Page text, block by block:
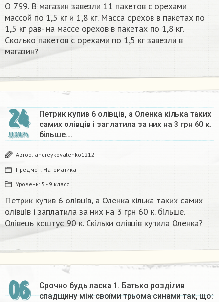
О 799. В магазин завезли 11 пакетов с орехами
массой по 1,5 кг и 1,8 кг. Масса орехов в пакетах по
1,5 кг рав- на массе орехов в пакетах по 1,8 кг.
Сколько пакетов с орехами по 1,5 кг завезли в
магазин?​
24
ДЕКАБРЬ
Петрик купив 6 олiвцiв, а Оленка кілька таких
самих олівців і заплатила за них на 3 грн 60 к.
більше….
Автор: andreykovalenko1212
Предмет: Математика
Уровень: 5 - 9 класс
Петрик купив 6 олiвцiв, а Оленка кілька таких самих
олівців і заплатила за них на 3 грн 60 к. більше.
Олівець коштує 90 к. Скільки олівців купила Оленка?​
06
Срочно будь ласка 1. Батько роздiлив
спадщину мiж своїми трьома синами так, що: